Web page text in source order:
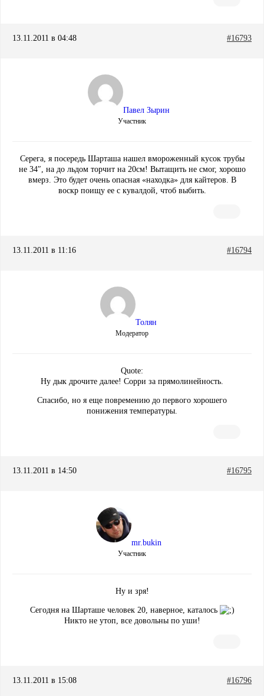
13.11.2011 в 04:48 #16793
Павел Зырин
Участник
Серега, я посередь Шарташа нашел вмороженный кусок трубы
не 34″, на до льдом торчит на 20см! Вытащить не смог, хорошо
вмерз. Это будет очень опасная «находка» для кайтеров. В
воскр поищу ее с кувалдой, чтоб выбить.
13.11.2011 в 11:16 #16794
Толян
Модератор
Quote:
Ну дык дрочите далее! Сорри за прямолинейность.
Спасибо, но я еще повремению до первого хорошего
понижения температуры.
13.11.2011 в 14:50 #16795
mr.bukin
Участник
Ну и зря!
Сегодня на Шарташе человек 20, наверное, каталось
Никто не утоп, все довольны по уши!
13.11.2011 в 15:08 #16796